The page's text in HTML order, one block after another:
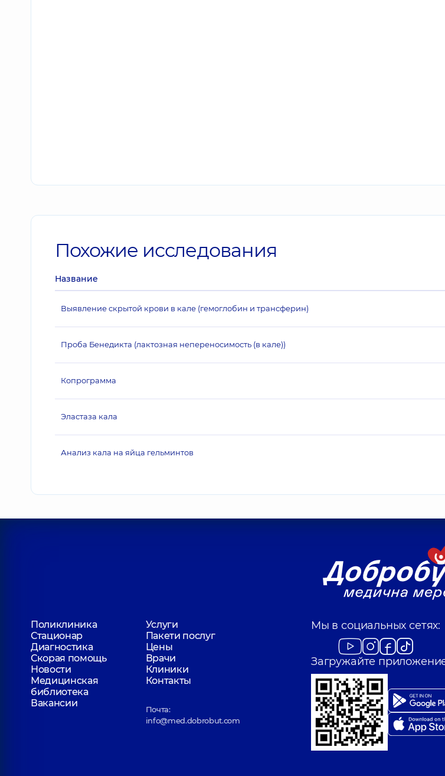
Похожие исследования
Название
Выявление скрытой крови в кале (гемоглобин и трансферин)
Проба Бенедикта (лактозная непереносимость (в кале))
Копрограмма
Эластаза кала
Анализ кала на яйца гельминтов
Поликлиника
Услуги
Стационар
Пакети послуг
Диагностика
Цены
Скорая помощь
Врачи
Новости
Клиники
Медицинская
библиотека
Контакты
Вакансии
Почта:
info@med.dobrobut.com
Мы в социальных сетях:
Загружайте